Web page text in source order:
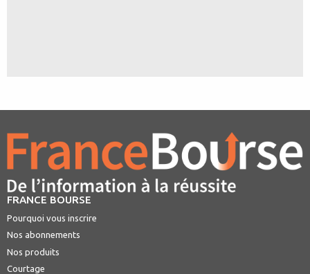
FRANCE BOURSE
Pourquoi vous inscrire
Nos abonnements
Nos produits
Courtage